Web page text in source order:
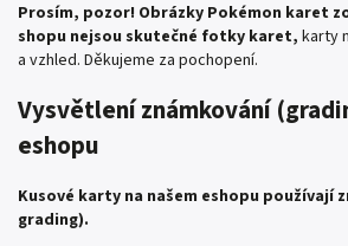
Prosím, pozor! Obrázky Pokémon karet
shopu nejsou skutečné fotky karet, karty
a vzhled. Děkujeme za pochopení.
Vysvětlení známkování
eshopu
Kusové karty na našem eshopu používají
grading).